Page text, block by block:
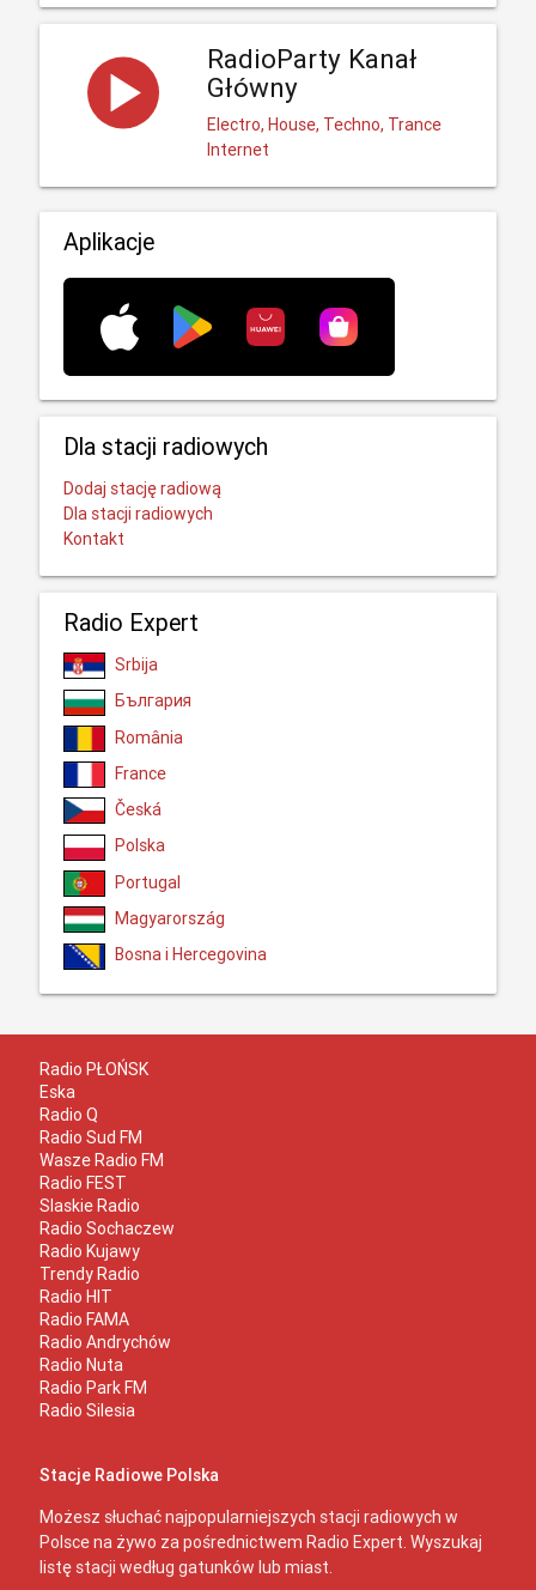
RadioParty Kanał
Główny
Electro, House, Techno, Trance
Internet
Aplikacje
Dla stacji radiowych
Dodaj stację radiową
Dla stacji radiowych
Kontakt
Radio Expert
Srbija
България
România
France
Česká
Polska
Portugal
Magyarország
Bosna i Hercegovina
Radio PŁOŃSK
Eska
Radio Q
Radio Sud FM
Wasze Radio FM
Radio FEST
Slaskie Radio
Radio Sochaczew
Radio Kujawy
Trendy Radio
Radio HIT
Radio FAMA
Radio Andrychów
Radio Nuta
Radio Park FM
Radio Silesia
Stacje Radiowe Polska
Możesz słuchać najpopularniejszych stacji radiowych w
Polsce na żywo za pośrednictwem Radio Expert. Wyszukaj
listę stacji według gatunków lub miast.